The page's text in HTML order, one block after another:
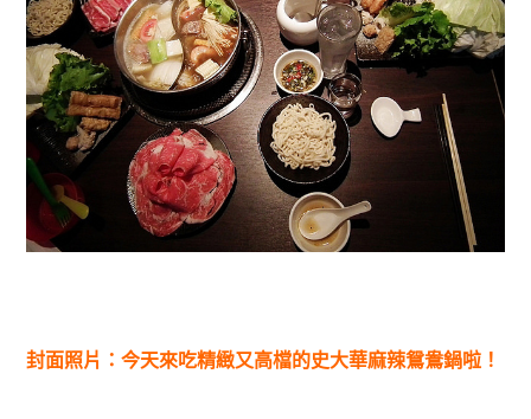
封面照片：今天來吃精緻又高檔的史大華麻辣鴛鴦鍋啦！